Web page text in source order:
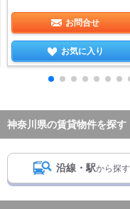
お問合せ
お気に入り
神奈川県の賃貸物件を探す
沿線・駅から探す